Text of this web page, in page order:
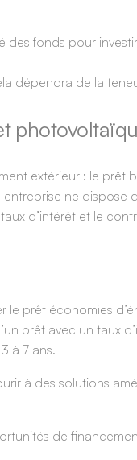
fonds pour
dépendra de la
extérieur : le prêt
ne dispose
d’intérêt et le
le prêt économies
prêt avec un taux
à 7 ans.
à des solutions
de